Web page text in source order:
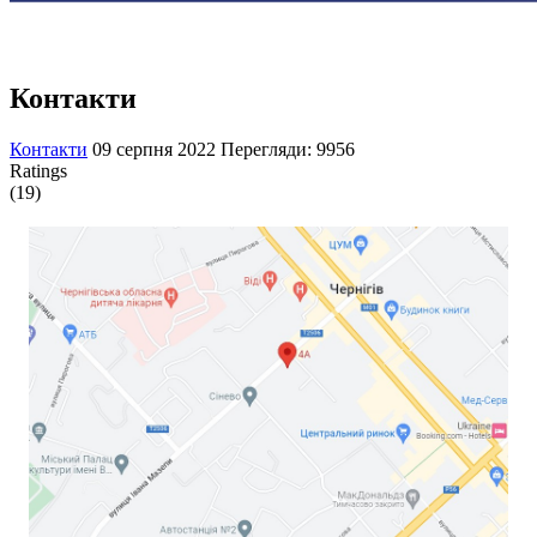
Контакти
Контакти 09 серпня 2022 Перегляди: 9956
Ratings
(19)